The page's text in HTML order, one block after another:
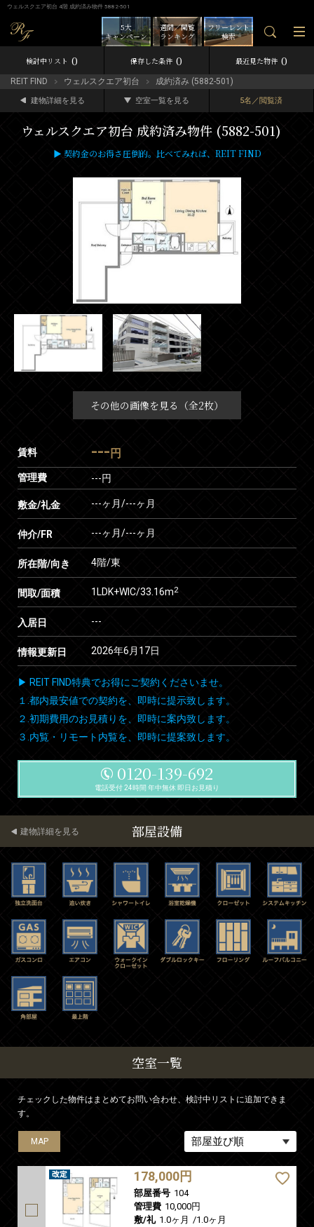
ウェルスクエア初台 4階 成約済み物件 5882-501
フリーレント
検索
週間／閲覧
ランキング
5大
キャンペーン
検討中リスト 0 保存した条件 0 最近見た物件 0
REIT FIND ウェルスクエア初台 成約済み (5882-501)
建物詳細を見る 空室一覧を見る 5名／閲覧済
ウェルスクエア初台 成約済み物件 (5882-501)
▶ 契約金のお得さ圧倒的。比べてみれば、REIT FIND
その他の画像を見る（全2枚）
賃料 --- 円
管理費 ---円
敷金/礼金 ---ヶ月/---ヶ月
仲介/FR ---ヶ月/---ヶ月
所在階/向き 4階/東
間取/面積 1LDK+WIC/33.16m2
入居日 ---
情報更新日 2026年6月17日
▶ REIT FIND特典でお得にご契約くださいませ。
１.都内最安値での契約を、即時に提示致します。
２.初期費用のお見積りを、即時に案内致します。
３.内覧・リモート内覧を、即時に提案致します。
0120-139-692
電話受付 24時間 年中無休 即日お見積り
部屋設備
建物詳細を見る
空室一覧
チェックした物件はまとめてお問い合わせ、検討中リストに追加できま
す。
MAP
178,000円
部屋番号 104
管理費 10,000円
敷/礼 1.0ヶ月 /1.0ヶ月